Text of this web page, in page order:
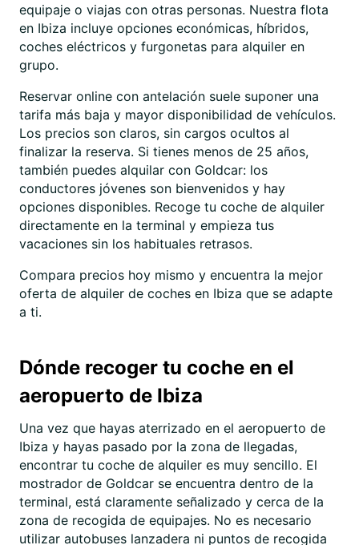
equipaje o viajas con otras personas. Nuestra flota
en Ibiza incluye opciones económicas, híbridos,
coches eléctricos y furgonetas para alquiler en
grupo.
Reservar online con antelación suele suponer una
tarifa más baja y mayor disponibilidad de vehículos.
Los precios son claros, sin cargos ocultos al
finalizar la reserva. Si tienes menos de 25 años,
también puedes alquilar con Goldcar: los
conductores jóvenes son bienvenidos y hay
opciones disponibles. Recoge tu coche de alquiler
directamente en la terminal y empieza tus
vacaciones sin los habituales retrasos.
Compara precios hoy mismo y encuentra la mejor
oferta de alquiler de coches en Ibiza que se adapte
a ti.
Dónde recoger tu coche en el
aeropuerto de Ibiza
Una vez que hayas aterrizado en el aeropuerto de
Ibiza y hayas pasado por la zona de llegadas,
encontrar tu coche de alquiler es muy sencillo. El
mostrador de Goldcar se encuentra dentro de la
terminal, está claramente señalizado y cerca de la
zona de recogida de equipajes. No es necesario
utilizar autobuses lanzadera ni puntos de recogida